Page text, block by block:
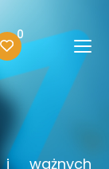
0
ważnych